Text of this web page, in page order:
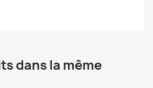
dans la même